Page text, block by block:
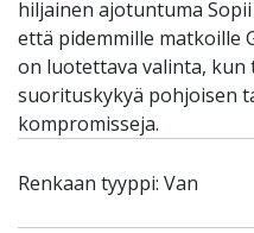
hiljainen ajotuntuma
että pidemmille matkoille
on luotettava valinta,
suorituskykyä pohjoisen
kompromisseja.
Renkaan tyyppi: Van